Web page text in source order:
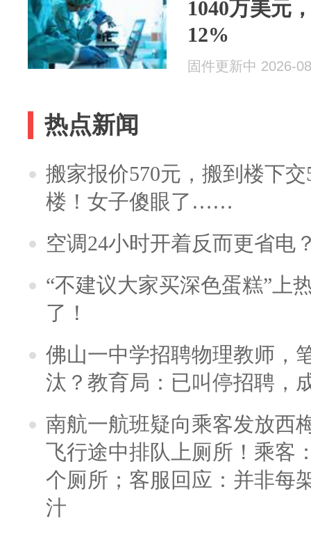
1040万美元
12%
固件更新中 2026-
热点新闻
搬家报价570元，搬到楼下
楼！女子傻眼了……
空调24小时开着反而更省电
“不建议大家买深色蛋糕”上
了！
佛山一中学招聘物理教师，
汰？教育局：已叫停招聘，
南航一航班疑向乘客发放西
飞行途中排队上厕所！乘客
个厕所；客服回应：并非每
汁